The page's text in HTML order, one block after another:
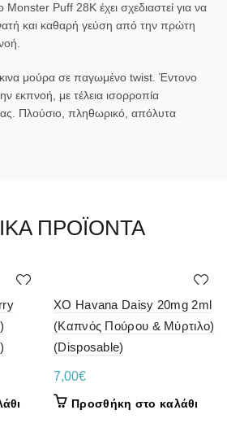
Monster Puff 28K έχει σχεδιαστεί για να
και καθαρή γεύση από την πρώτη
μούρα σε παγωμένο twist. Έντονο
εκπνοή, με τέλεια ισορροπία
Πλούσιο, πληθωρικό, απόλυτα
ΠΡΟΪΌΝΤΑ
XO Havana Daisy 20mg 2ml
(Καπνός Πούρου & Μύρτιλο)
(Disposable)
7,00€
Προσθήκη στο καλάθι